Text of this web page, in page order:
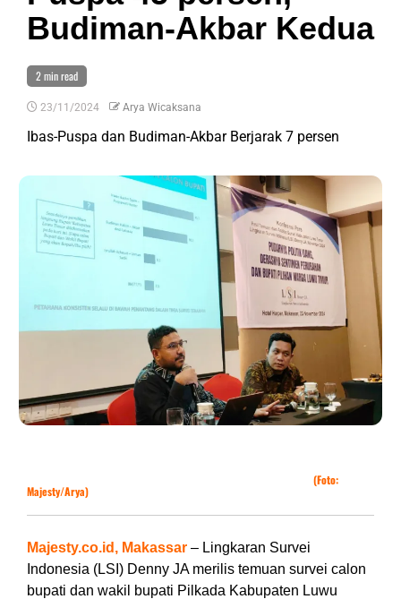
Budiman-Akbar Kedua
2 min read
23/11/2024 Arya Wicaksana
Ibas-Puspa dan Budiman-Akbar Berjarak 7 persen
(Foto:
Majesty/Arya)
Majesty.co.id, Makassar – Lingkaran Survei
Indonesia (LSI) Denny JA merilis temuan survei calon
bupati dan wakil bupati Pilkada Kabupaten Luwu